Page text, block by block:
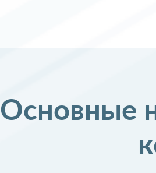
Основные